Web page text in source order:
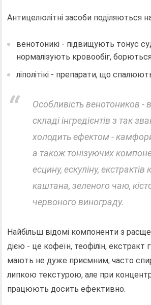
Антицелюлітні засоби поділяються
венотоникі - підвищують тонус
нормалізують кровообіг,
ліполітікі - препарати, що
Особливість венотоников -
складі інгредієнтів з так
холодить ефектом -
а також тонізуючих
есцину, ескуліну, екстрактів
каштана, зеленого чаю,
червоного винограду.
Найбільш відомі компоненти з
дією - це кофеїн, теофілін, екстракт
мають не дуже приємним, часто
липкою текстурою, але при
працюють досить ефективно.